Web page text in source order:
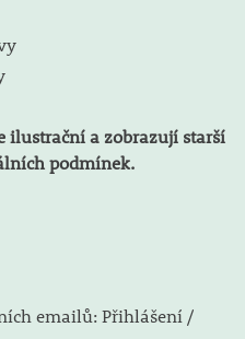
ilustrační a zobrazují starší
podmínek.
emailů: Přihlášení /